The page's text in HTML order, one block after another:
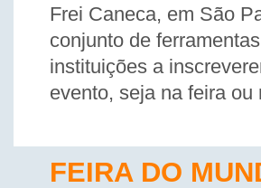
Frei Caneca, em São
conjunto de
instituições a
evento, seja na feira
FEIRA DO